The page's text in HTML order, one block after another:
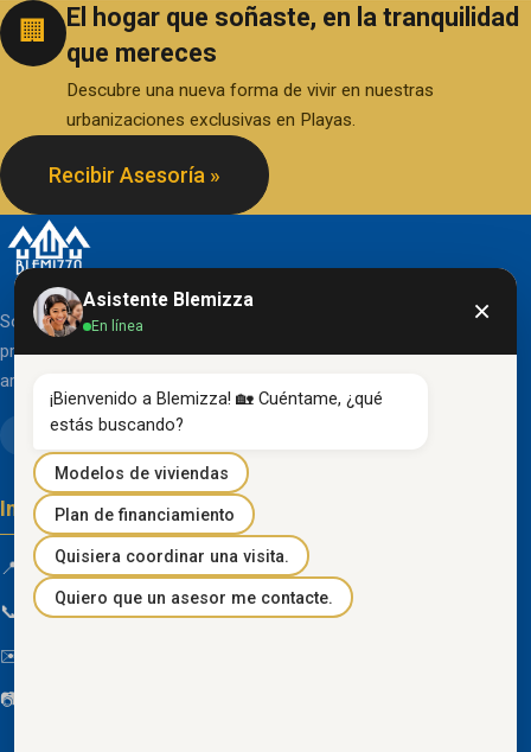
🏢
El hogar que soñaste, en la tranquilidad
que mereces
Descubre una nueva forma de vivir en nuestras
urbanizaciones exclusivas en Playas.
Recibir Asesoría »
Somos una organización líder en el desarrollo de
proyectos inmobiliarios que destacan por su diseño
arquitectónico clásico y acabados de primera línea.
Información de contacto
📍 Km 85 Vía Progreso, Playas, Guayas, Ecuador
📞 096 934 4318
✉️
📷
Asistente Blemizza
En línea ×
¡Bienvenido a Blemizza! 🏡 Cuéntame, ¿qué
estás buscando?
Modelos de viviendas
Plan de financiamiento
Quisiera coordinar una visita.
Quiero que un asesor me contacte.